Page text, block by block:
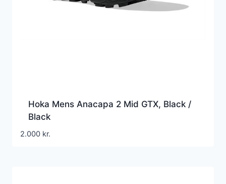
Hoka Mens Anacapa 2 Mid GTX, Black /
Black
2.000 kr.